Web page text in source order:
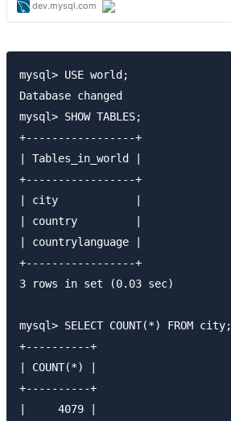
mysql> USE world;
Database changed
mysql> SHOW TABLES;
+-----------------+
| Tables_in_world |
+-----------------+
| city            |
| country         |
| countrylanguage |
+-----------------+
3 rows in set (0.03 sec)
mysql> SELECT COUNT(*) FROM city;
+----------+
| COUNT(*) |
+----------+
|     4079 |